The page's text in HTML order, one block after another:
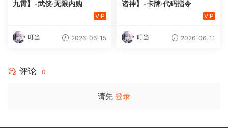
九霄】-武侠·无限内购
VIP
叮当 2026-06-15
诸神】-卡牌·代码指令
VIP
叮当 2026-06-11
评论 0
请先 登录